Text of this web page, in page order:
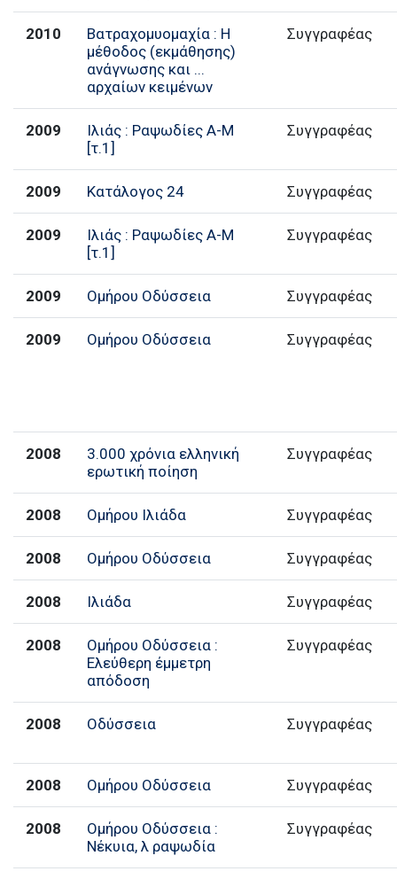
2010
Βατραχομυομαχία : Η
μέθοδος (εκμάθησης)
ανάγνωσης και ...
αρχαίων κειμένων
Συγγραφέας
2009
Ιλιάς : Ραψωδίες Α-Μ
[τ.1]
Συγγραφέας
2009 Κατάλογος 24 Συγγραφέας
2009
Ιλιάς : Ραψωδίες Α-Μ
[τ.1]
Συγγραφέας
2009 Ομήρου Οδύσσεια Συγγραφέας
2009 Ομήρου Οδύσσεια Συγγραφέας
2008
3.000 χρόνια ελληνική
ερωτική ποίηση
Συγγραφέας
2008 Ομήρου Ιλιάδα Συγγραφέας
2008 Ομήρου Οδύσσεια Συγγραφέας
2008 Ιλιάδα Συγγραφέας
2008
Ομήρου Οδύσσεια :
Ελεύθερη έμμετρη
απόδοση
Συγγραφέας
2008 Οδύσσεια Συγγραφέας
2008 Ομήρου Οδύσσεια Συγγραφέας
2008
Ομήρου Οδύσσεια :
Νέκυια, λ ραψωδία
Συγγραφέας